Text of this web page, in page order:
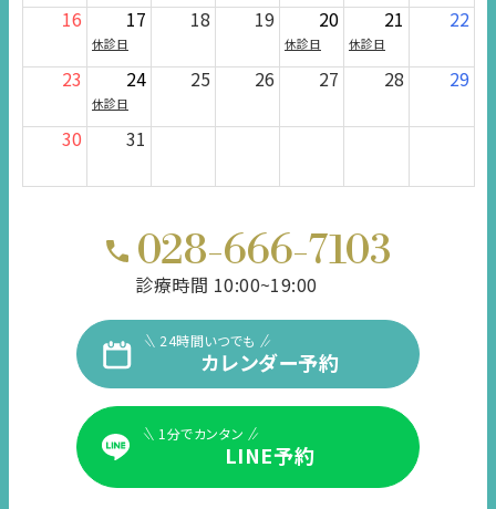
16 17
休診日
18 19 20
休診日
21
休診日
22
23 24
休診日
25 26 27 28 29
30 31
028-666-7103
診療時間 10:00~19:00
24時間いつでも
カレンダー予約
1分でカンタン
LINE予約